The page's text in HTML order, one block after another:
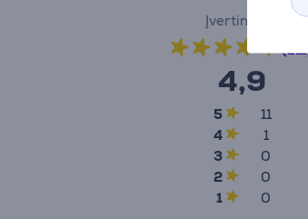
Įvertinimas
4,9
5
11
4
1
3
0
2
0
1
0